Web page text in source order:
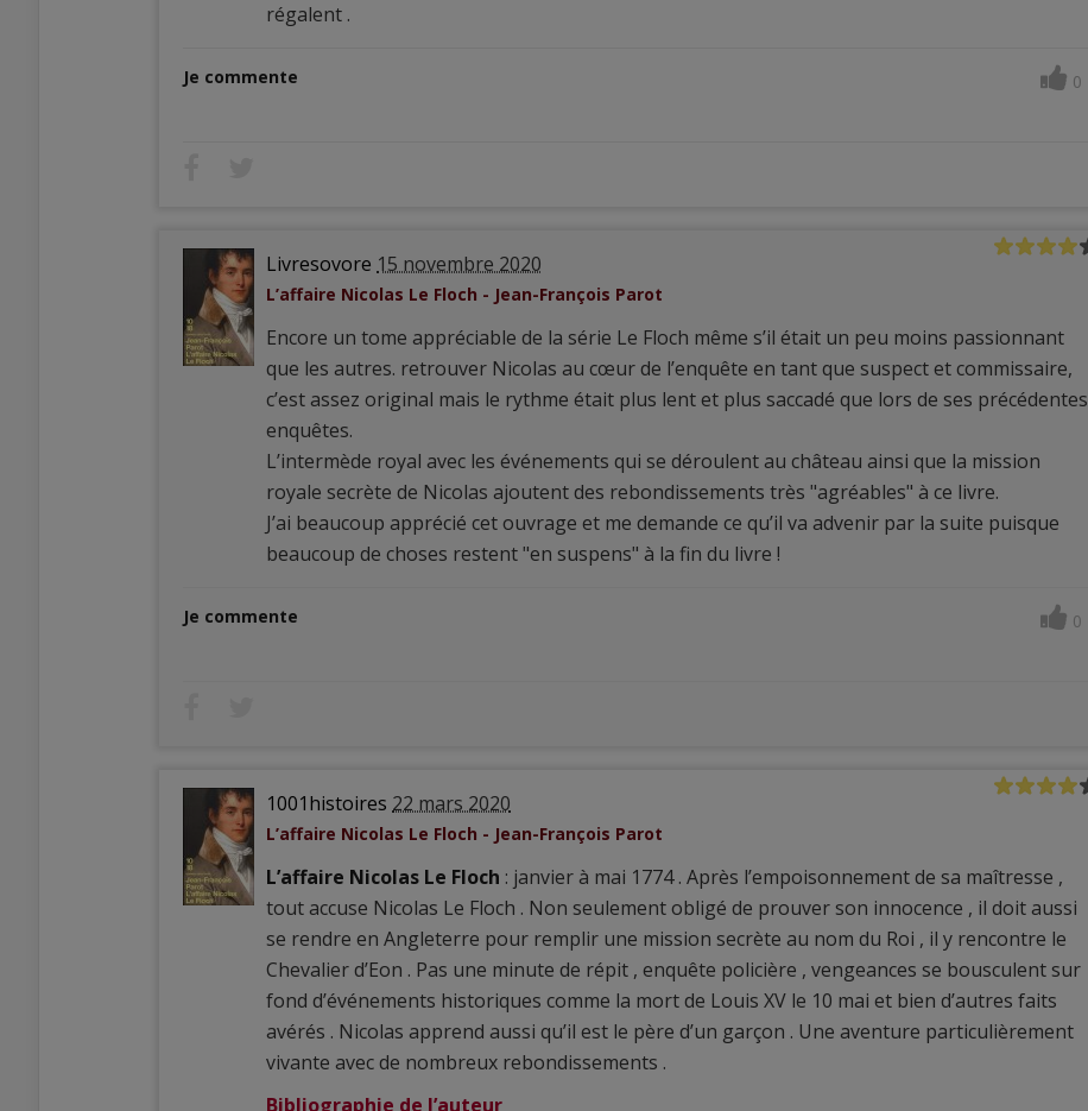
régalent .
Je commente 0
Livresovore 15 novembre 2020
L’affaire Nicolas Le Floch - Jean-François Parot
Encore un tome appréciable de la série Le Floch même s’il était un peu moins passionnant
que les autres. retrouver Nicolas au cœur de l’enquête en tant que suspect et commissaire,
c’est assez original mais le rythme était plus lent et plus saccadé que lors de ses précédentes
enquêtes.
L’intermède royal avec les événements qui se déroulent au château ainsi que la mission
royale secrète de Nicolas ajoutent des rebondissements très "agréables" à ce livre.
J’ai beaucoup apprécié cet ouvrage et me demande ce qu’il va advenir par la suite puisque
beaucoup de choses restent "en suspens" à la fin du livre !
Je commente 0
1001histoires 22 mars 2020
L’affaire Nicolas Le Floch - Jean-François Parot
L’affaire Nicolas Le Floch : janvier à mai 1774 . Après l’empoisonnement de sa maîtresse ,
tout accuse Nicolas Le Floch . Non seulement obligé de prouver son innocence , il doit aussi
se rendre en Angleterre pour remplir une mission secrète au nom du Roi , il y rencontre le
Chevalier d’Eon . Pas une minute de répit , enquête policière , vengeances se bousculent sur
fond d’événements historiques comme la mort de Louis XV le 10 mai et bien d’autres faits
avérés . Nicolas apprend aussi qu’il est le père d’un garçon . Une aventure particulièrement
vivante avec de nombreux rebondissements .
Bibliographie de l’auteur